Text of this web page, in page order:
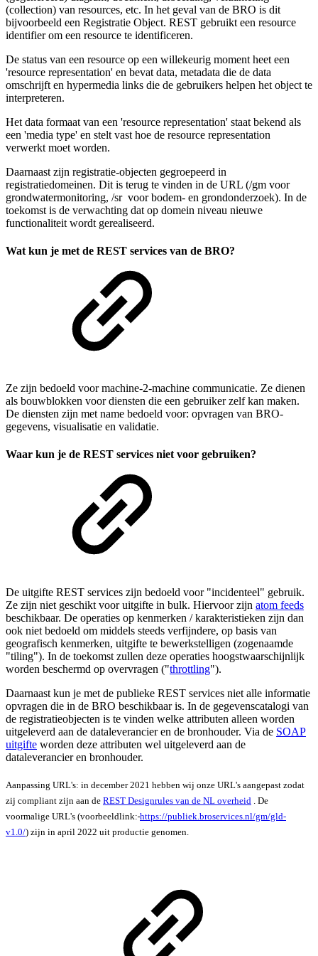
(collection) van resources, etc. In het geval van de BRO is dit
bijvoorbeeld een Registratie Object. REST gebruikt een resource
identifier om een resource te identificeren.
De status van een resource op een willekeurig moment heet een
'resource representation' en bevat data, metadata die de data
omschrijft en hypermedia links die de gebruikers helpen het object te
interpreteren.
Het data formaat van een 'resource representation' staat bekend als
een 'media type' en stelt vast hoe de resource representation
verwerkt moet worden.
Daarnaast zijn registratie-objecten gegroepeerd in
registratiedomeinen. Dit is terug te vinden in de URL (/gm voor
grondwatermonitoring, /sr voor bodem- en grondonderzoek). In de
toekomst is de verwachting dat op domein niveau nieuwe
functionaliteit wordt gerealiseerd.
Wat kun je met de REST services van de BRO?
Ze zijn bedoeld voor machine-2-machine communicatie. Ze dienen
als bouwblokken voor diensten die een gebruiker zelf kan maken.
De diensten zijn met name bedoeld voor: opvragen van BRO-
gegevens, visualisatie en validatie.
Waar kun je de REST services niet voor gebruiken?
De uitgifte REST services zijn bedoeld voor "incidenteel" gebruik.
Ze zijn niet geschikt voor uitgifte in bulk. Hiervoor zijn atom feeds
beschikbaar. De operaties op kenmerken / karakteristieken zijn dan
ook niet bedoeld om middels steeds verfijndere, op basis van
geografisch kenmerken, uitgifte te bewerkstelligen (zogenaamde
"tiling"). In de toekomst zullen deze operaties hoogstwaarschijnlijk
worden beschermd op overvragen ("throttling").
Daarnaast kun je met de publieke REST services niet alle informatie
opvragen die in de BRO beschikbaar is. In de gegevenscatalogi van
de registratieobjecten is te vinden welke attributen alleen worden
uitgeleverd aan de dataleverancier en de bronhouder. Via de SOAP
uitgifte worden deze attributen wel uitgeleverd aan de
dataleverancier en bronhouder.
Aanpassing URL's: in december 2021 hebben wij onze URL's aangepast zodat
zij compliant zijn aan de REST Designrules van de NL overheid . De
voormalige URL's (voorbeeldlink: https://publiek.broservices.nl/gm/gld-
v1.0/) zijn in april 2022 uit productie genomen.